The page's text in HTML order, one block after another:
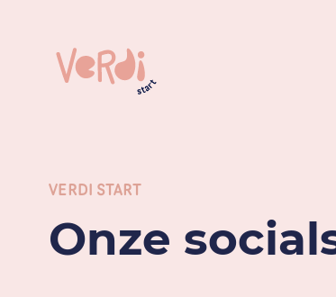
VERDI START
Onze